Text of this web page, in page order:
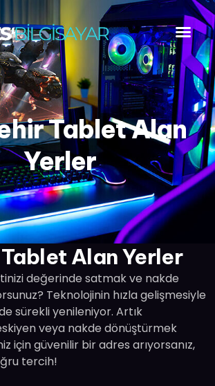
Tablet Alan
Yerler
Alan Yerler
değerinde satmak ve nakde
Teknolojinin hızla gelişmesiyle
sürekli yenileniyor. Artık
veya nakde dönüştürmek
için güvenilir bir adres arıyorsanız,
tercih!